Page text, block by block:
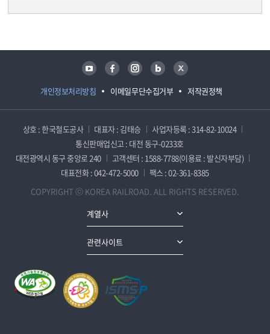
개인정보처리방침 이메일무단수집거부 저작권정책
유튜브 페이스북 인스타그램 블로그 트위터
상호 : 한국철도공사 대표자 : 김태승
사업자등록 : 314-82-10024
통신판매업신고 : 대전 동구-0233호
대전광역시 동구 중앙로 240
고객센터 : 1588-7788(이용료 : 발신자부담)
대표전화 : 042-472-5000
팩스 : 02-361-8385
COPYRIGHT ⓒ KOREA RAILROAD. ALL RIGHTS RESERVED.
계열사
관련사이트